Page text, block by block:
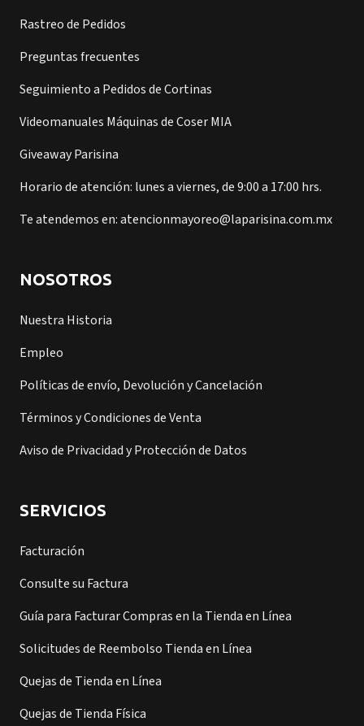
Rastreo de Pedidos
Preguntas frecuentes
Seguimiento a Pedidos de Cortinas
Videomanuales Máquinas de Coser MIA
Giveaway Parisina
Horario de atención: lunes a viernes, de 9:00 a 17:00 hrs.
Te atendemos en: atencionmayoreo@laparisina.com.mx
NOSOTROS
Nuestra Historia
Empleo
Políticas de envío, Devolución y Cancelación
Términos y Condiciones de Venta
Aviso de Privacidad y Protección de Datos
SERVICIOS
Facturación
Consulte su Factura
Guía para Facturar Compras en la Tienda en Línea
Solicitudes de Reembolso Tienda en Línea
Quejas de Tienda en Línea
Quejas de Tienda Física